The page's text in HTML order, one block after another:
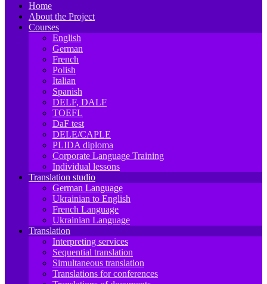
Home
About the Project
Courses
English
German
French
Polish
Italian
Spanish
DELF, DALF
TOEFL
DaF test
DELE/CAPLE
PLIDA diploma
Corporate Language Training
Individual lessons
Translation studio
German Language
Ukrainian to English
French Language
Ukrainian Language
Translation
Interpreting services
Sequential translation
Simultaneous translation
Translations for conferences